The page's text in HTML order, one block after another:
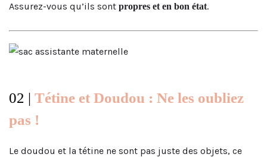
Assurez-vous qu’ils sont propres et en bon état.
02 | Tétine et Doudou : Ne les oubliez
pas !
Le doudou et la tétine ne sont pas juste des objets, ce